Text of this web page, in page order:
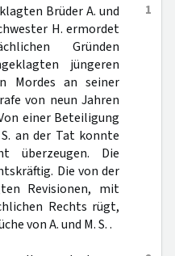
1
Brüder A. und
H. ermordet
Gründen
jüngeren
Mordes an seiner
von neun Jahren
einer Beteiligung
an der Tat konnte
überzeugen. Die
Die von der
Revisionen, mit
Rechts rügt,
von A. und M. S. .